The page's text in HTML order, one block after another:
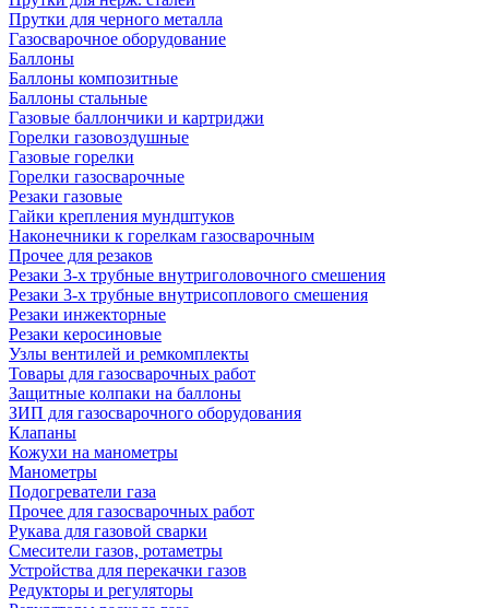
Прутки для черного металла
Газосварочное оборудование
Баллоны
Баллоны композитные
Баллоны стальные
Газовые баллончики и картриджи
Горелки газовоздушные
Газовые горелки
Горелки газосварочные
Резаки газовые
Гайки крепления мундштуков
Наконечники к горелкам газосварочным
Прочее для резаков
Резаки 3-х трубные внутриголовочного смешения
Резаки 3-х трубные внутрисоплового смешения
Резаки инжекторные
Резаки керосиновые
Узлы вентилей и ремкомплекты
Товары для газосварочных работ
Защитные колпаки на баллоны
ЗИП для газосварочного оборудования
Клапаны
Кожухи на манометры
Манометры
Подогреватели газа
Прочее для газосварочных работ
Рукава для газовой сварки
Смесители газов, ротаметры
Устройства для перекачки газов
Редукторы и регуляторы